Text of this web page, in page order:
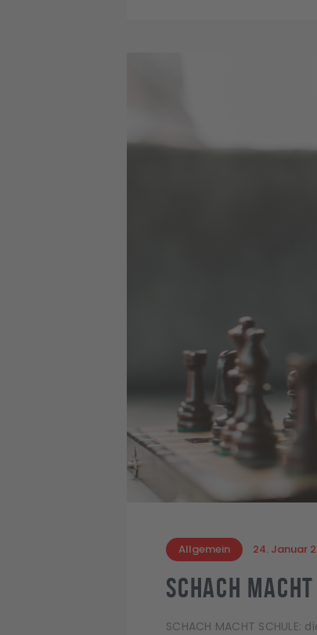
Allgemein 24. Januar
Schach
SCHACH MACHT